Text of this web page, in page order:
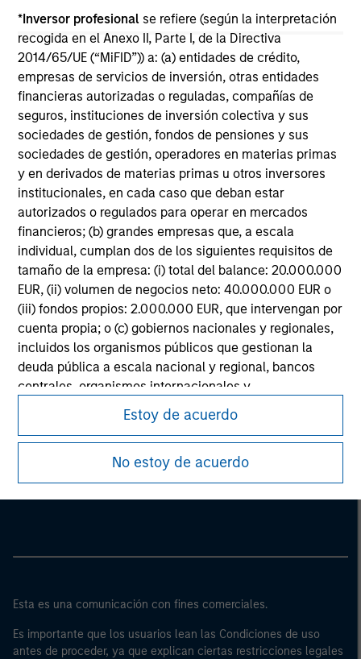
*Inversor profesional se refiere (según la interpretación
recogida en el Anexo II, Parte I, de la Directiva
2014/65/UE (“MiFID”)) a: (a) entidades de crédito,
empresas de servicios de inversión, otras entidades
financieras autorizadas o reguladas, compañías de
seguros, instituciones de inversión colectiva y sus
sociedades de gestión, fondos de pensiones y sus
sociedades de gestión, operadores en materias primas
y en derivados de materias primas u otros inversores
institucionales, en cada caso que deban estar
autorizados o regulados para operar en mercados
financieros; (b) grandes empresas que, a escala
individual, cumplan dos de los siguientes requisitos de
tamaño de la empresa: (i) total del balance: 20.000.000
EUR, (ii) volumen de negocios neto: 40.000.000 EUR o
(iii) fondos propios: 2.000.000 EUR, que intervengan por
cuenta propia; o (c) gobiernos nacionales y regionales,
incluidos los organismos públicos que gestionan la
deuda pública a escala nacional y regional, bancos
centrales, organismos internacionales y
supranacionales como el Banco Mundial, el FMI, el BCE,
el BEI y otras organizaciones internacionales similares,
que intervengan por cuenta propia.
“inversor profesional” no sea la definición prevista por
Estoy de acuerdo
No estoy de acuerdo
The information on this page is for informational
purposes only. The information contained herein does
not constitute and should not be construed as an
offering of advisory services or an offer to sell or a
solicitation of an offer to buy any securities in any
jurisdiction in which such offer or solicitation,
purchase or sale would be unlawful under the
securities, insurance or other laws of such jurisdiction.
All investing involves risks, including a loss of principal.
Please refer to the strategy detail page for important
information on the strategy, including additional risk
considerations.
Morgan Stanley
Morgan Stanley Careers
Esta es una comunicación con fines comerciales.
Es importante que los usuarios lean las Condiciones de uso
antes de proceder, ya que explican ciertas restricciones legales